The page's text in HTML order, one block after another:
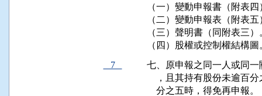
（一）變動申報書（附表四
（二）變動申報表（附表五
（三）聲明書（同附表三）
（四）股權或控制權結構圖
7
七、原申報之同一人或同
，且其持有股份未逾百
    分之五時，得免再申報。